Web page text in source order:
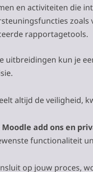
en activiteiten die
zoals
rapportagetools.
uitbreidingen kun je
altijd de veiligheid,
add ons en
functionaliteit
op jouw proces,